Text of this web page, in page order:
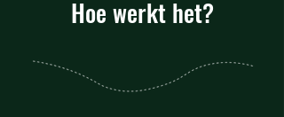
Hoe werkt het?